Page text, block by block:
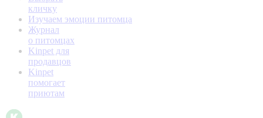
кличку
Изучаем эмоции питомца
Журнал
о питомцах
Kinpet для
продавцов
Kinpet
помогает
приютам